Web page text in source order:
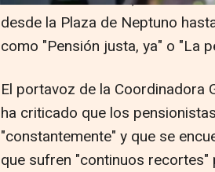
desde la Plaza de Neptuno
como "Pensión justa, ya" o "La
El portavoz de la Coordinadora
ha criticado que los
"constantemente" y que se
que sufren "continuos recortes"